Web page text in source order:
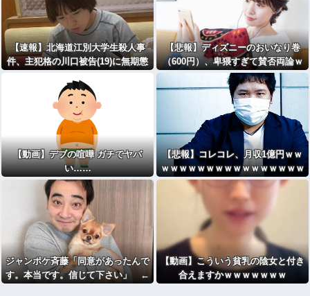
【速報】北海道江別大学生殺人事
件、主犯格の川口被告(19)に無期懲
【悲報】ディズニーのおいなり巻
（600円）、卑猥すぎて賛否両論ｗ
ｗｗｗｗｗ(画像ｱﾘ)
【動画】デブの喧嘩 ガチでヤバ
い……
【悲報】コレコレ、月収1億円ｗｗ
ｗｗｗｗｗｗｗｗｗｗｗｗｗｗｗｗ
ｗｗ
ジャンポケ斉藤「同意があったんで
す。本当です。信じて下さい」 ←
【動画】こういう貧乳の陰女と付き
合えますかｗｗｗｗｗｗｗ